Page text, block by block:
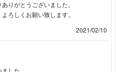
りがとうございました。
ろしくお願い致します。
2021/02/10
した。